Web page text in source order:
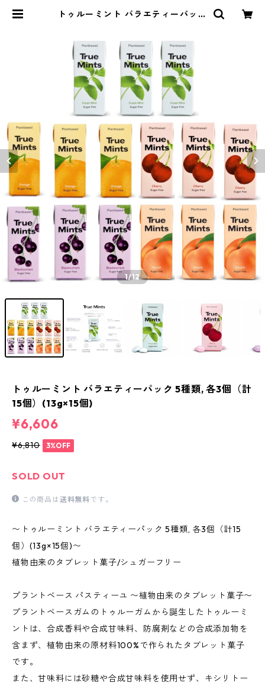
トゥルーミント バラエティーパック
1/12
トゥルーミント バラエティーパック 5種類, 各3個（計
15個）(13g×15個)
¥6,606
¥6,810 3%OFF
SOLD OUT
この商品は送料無料です。
〜トゥルーミント バラエティーパック 5種類, 各3個（計15
個）(13g×15個)〜
植物由来のタブレット菓子/シュガーフリー
プラントベース パスティーユ 〜植物由来のタブレット菓子〜
プラントベースガムのトゥルーガムから誕生したトゥルーミ
ントは、合成香料や合成甘味料、防腐剤などの合成添加物を
含まず、植物由来の原材料100%で作られたタブレット菓子
です。
また、甘味料には砂糖や合成甘味料を使用せず、キシリトー